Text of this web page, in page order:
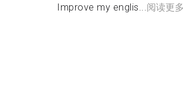
Improve my englis...阅读更